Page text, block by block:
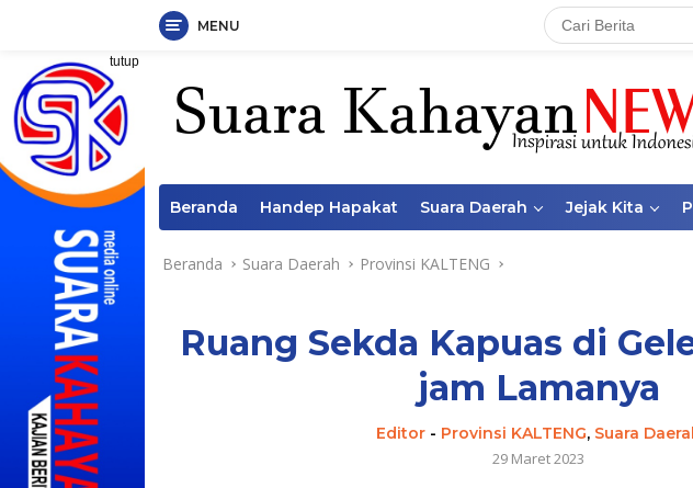
Langsung
konten
MENU
tutup
Beranda Handep Hapakat Suara Daerah Jejak Kita
Beranda Suara Daerah Provinsi KALTENG
Ruang Sekda Kapuas di
jam Lamanya
Editor- Provinsi KALTENG, Suara
29 Maret 2023